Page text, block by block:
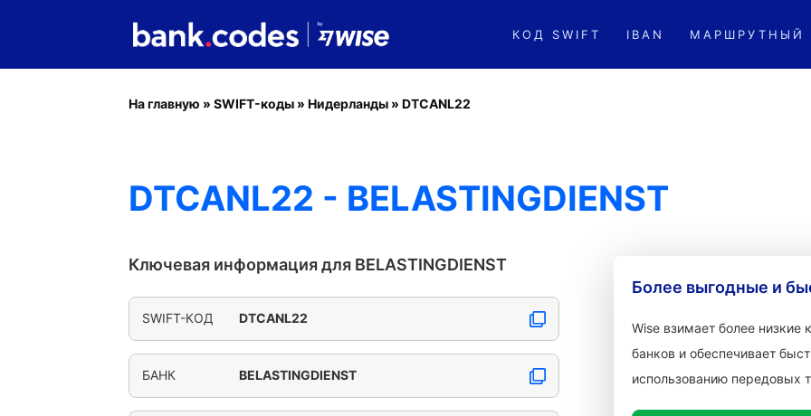
КОД SWIFT IBAN МАРШРУТНЫЙ
На главную » SWIFT-коды » Нидерланды » DTCANL22
DTCANL22 - BELASTINGDIENST
Ключевая информация для BELASTINGDIENST
SWIFT-КОД DTCANL22
БАНК BELASTINGDIENST
Более выгодные и
Wise взимает более
банков и обеспечивает
использованию передовых